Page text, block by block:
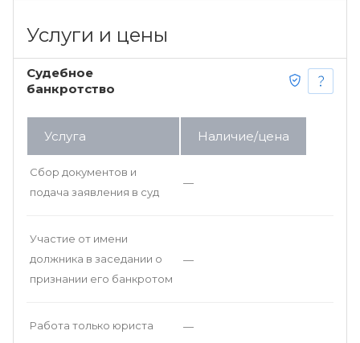
Услуги и цены
Судебное
банкротство
Услуга Наличие/цена
Сбор документов и
подача заявления в суд
—
Участие от имени
должника в заседании о
признании его банкротом
—
Работа только юриста —